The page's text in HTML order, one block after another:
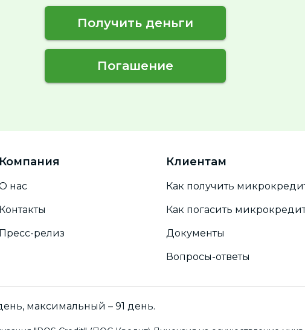
Получить деньги
Погашение
нас
релиз
Клиентам
Как получить
Как погасить
Документы
Вопросы-ответы
максимальный – 91 день.